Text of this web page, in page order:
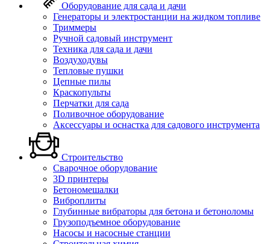
Оборудование для сада и дачи
Генераторы и электростанции на жидком топливе
Триммеры
Ручной садовый инструмент
Техника для сада и дачи
Воздуходувы
Тепловые пушки
Цепные пилы
Краскопульты
Перчатки для сада
Поливочное оборудование
Аксессуары и оснастка для садового инструмента
Строительство
Сварочное оборудование
3D принтеры
Бетономешалки
Виброплиты
Глубинные вибраторы для бетона и бетоноломы
Грузоподъемное оборудование
Насосы и насосные станции